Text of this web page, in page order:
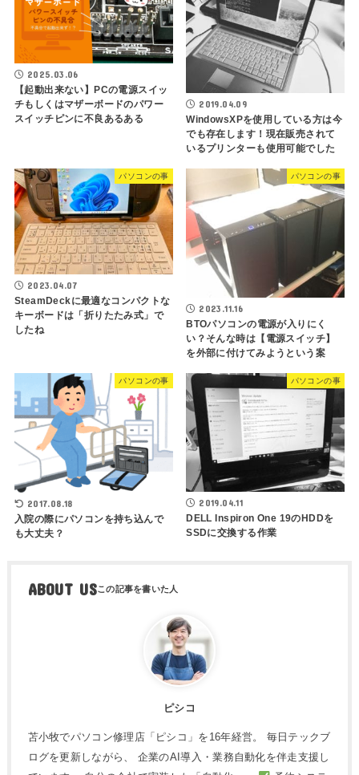
2025.03.06
【起動出来ない】PCの電源スイッ
チもしくはマザーボードのパワー
スイッチピンに不良あるある
2019.04.09
WindowsXPを使用している方は今
でも存在します！現在販売されて
いるプリンターも使用可能でした
パソコンの事
2023.04.07
SteamDeckに最適なコンパクトな
キーボードは「折りたたみ式」で
したね
パソコンの事
2023.11.16
BTOパソコンの電源が入りにく
い？そんな時は【電源スイッチ】
を外部に付けてみようという案
パソコンの事
2017.08.18
入院の際にパソコンを持ち込んで
も大丈夫？
パソコンの事
2019.04.11
DELL Inspiron One 19のHDDを
SSDに交換する作業
ABOUT US
ピシコ
苫小牧でパソコン修理店「ピシコ」を16年経営。 毎日テックブ
ログを更新しながら、 企業のAI導入・業務自動化を伴走支援し